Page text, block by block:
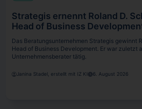
Strategis ernennt Roland D.
Head of Business
Das Beratungsunternehmen Strategis gewinnt
Head of Business Development. Er war zuletzt
Unternehmensberater tätig.
Janina Stadel, erstellt mit IZ KI 6. August 2026